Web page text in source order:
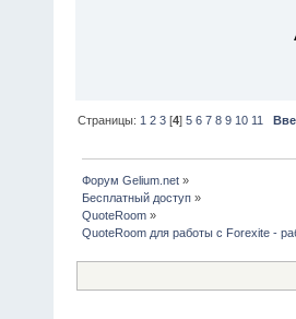
Страницы: 1 2 3 [4]5 6 7 8 9 10 11
Форум Gelium.net »
Бесплатный доступ »
QuoteRoom »
QuoteRoom для работы с Forexite -